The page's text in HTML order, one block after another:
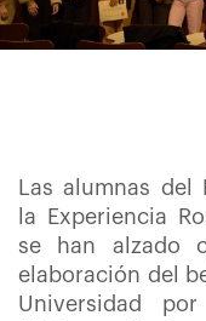
Las alumnas del
la Experiencia
se han alzado
elaboración del
Universidad